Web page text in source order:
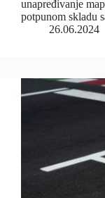
unapređivanje
potpunom skladu
26.06.2024